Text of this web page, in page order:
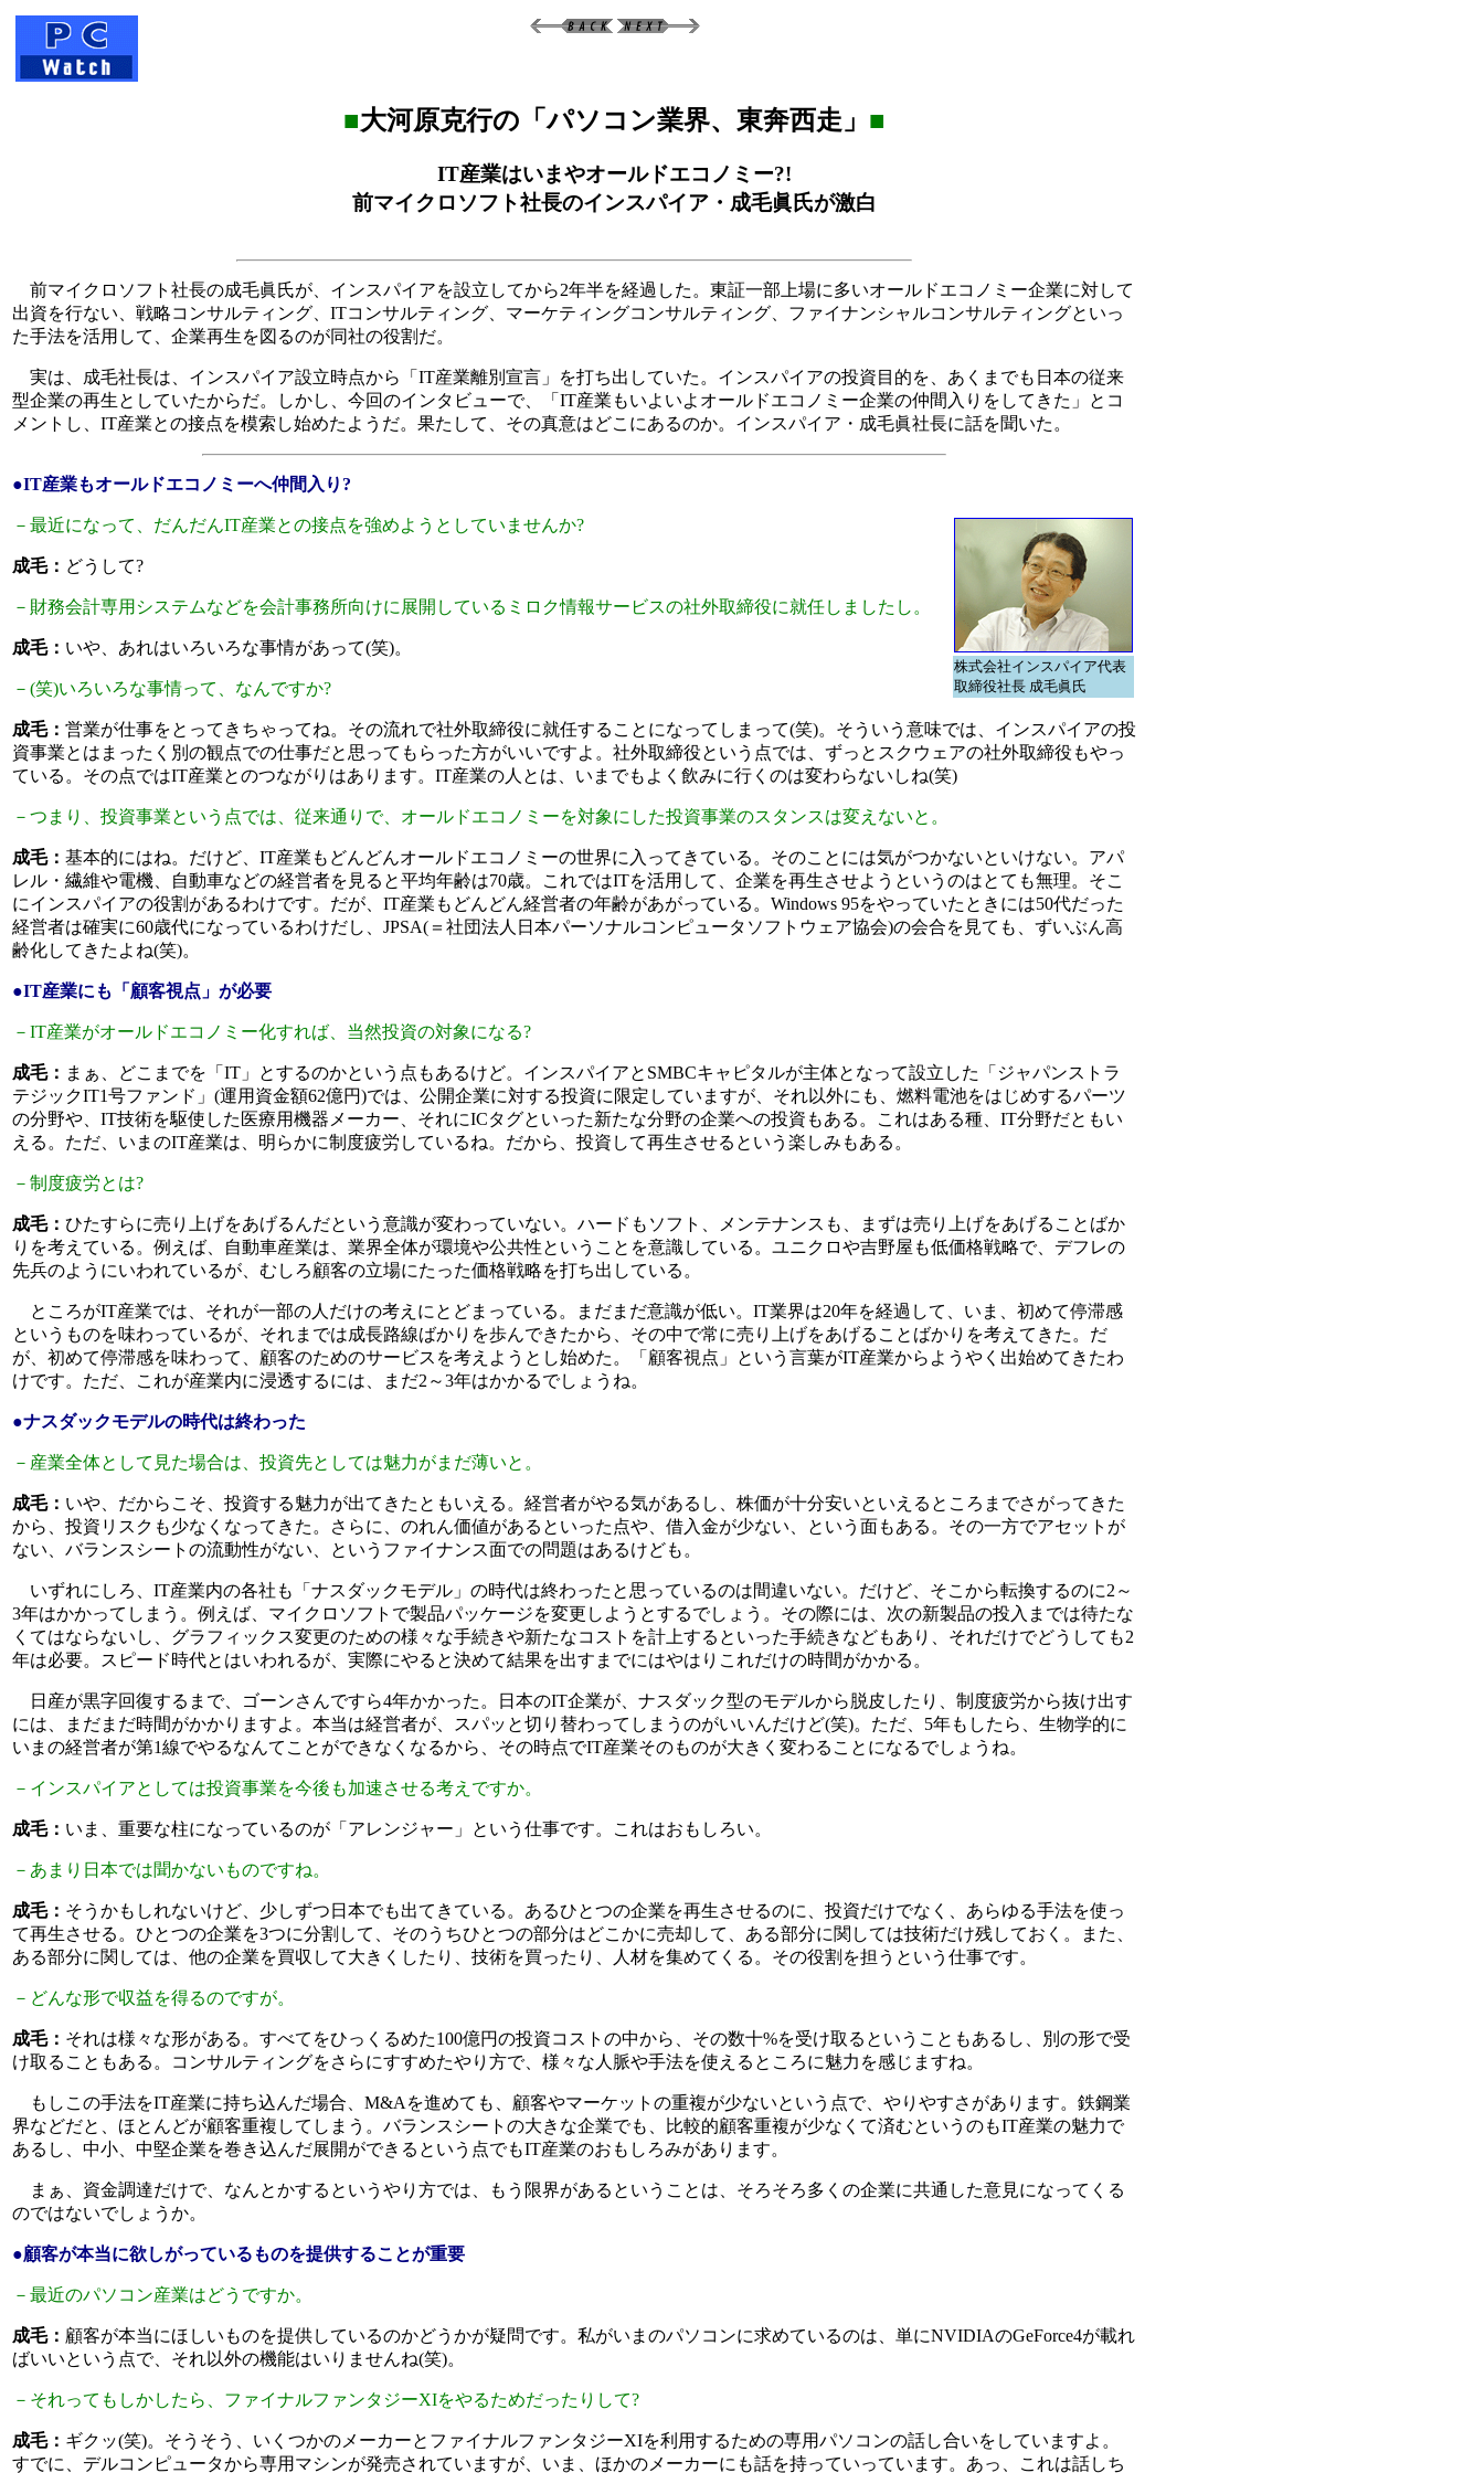
■大河原克行の「パソコン業界、東奔西走」 ■
IT産業はいまやオールドエコノミー?!
前マイクロソフト社長のインスパイア・成毛眞氏が激白
前マイクロソフト社長の成毛眞氏が、インスパイアを設立してから2年半を経過した。東証一部上場に多いオールドエコノミー企業に対して
出資を行ない、戦略コンサルティング、ITコンサルティング、マーケティングコンサルティング、ファイナンシャルコンサルティングといっ
た手法を活用して、企業再生を図るのが同社の役割だ。
実は、成毛社長は、インスパイア設立時点から「IT産業離別宣言」を打ち出していた。インスパイアの投資目的を、あくまでも日本の従来
型企業の再生としていたからだ。しかし、今回のインタビューで、「IT産業もいよいよオールドエコノミー企業の仲間入りをしてきた」とコ
メントし、IT産業との接点を模索し始めたようだ。果たして、その真意はどこにあるのか。インスパイア・成毛眞社長に話を聞いた。
●IT産業もオールドエコノミーへ仲間入り?
株式会社インスパイア代表
取締役社長 成毛眞氏
－最近になって、だんだんIT産業との接点を強めようとしていませんか?
成毛： どうして?
－財務会計専用システムなどを会計事務所向けに展開しているミロク情報サービスの社外取締役に就任しましたし。
成毛： いや、あれはいろいろな事情があって(笑)。
－(笑)いろいろな事情って、なんですか?
成毛： 営業が仕事をとってきちゃってね。その流れで社外取締役に就任することになってしまって(笑)。そういう意味では、インスパイアの投
資事業とはまったく別の観点での仕事だと思ってもらった方がいいですよ。社外取締役という点では、ずっとスクウェアの社外取締役もやっ
ている。その点ではIT産業とのつながりはあります。IT産業の人とは、いまでもよく飲みに行くのは変わらないしね(笑)
－つまり、投資事業という点では、従来通りで、オールドエコノミーを対象にした投資事業のスタンスは変えないと。
成毛： 基本的にはね。だけど、IT産業もどんどんオールドエコノミーの世界に入ってきている。そのことには気がつかないといけない。アパ
レル・繊維や電機、自動車などの経営者を見ると平均年齢は70歳。これではITを活用して、企業を再生させようというのはとても無理。そこ
にインスパイアの役割があるわけです。だが、IT産業もどんどん経営者の年齢があがっている。Windows 95をやっていたときには50代だった
経営者は確実に60歳代になっているわけだし、JPSA(＝社団法人日本パーソナルコンピュータソフトウェア協会)の会合を見ても、ずいぶん高
齢化してきたよね(笑)。
●IT産業にも「顧客視点」が必要
－IT産業がオールドエコノミー化すれば、当然投資の対象になる?
成毛： まぁ、どこまでを「IT」とするのかという点もあるけど。インスパイアとSMBCキャピタルが主体となって設立した「ジャパンストラ
テジックIT1号ファンド」(運用資金額62億円)では、公開企業に対する投資に限定していますが、それ以外にも、燃料電池をはじめするパーツ
の分野や、IT技術を駆使した医療用機器メーカー、それにICタグといった新たな分野の企業への投資もある。これはある種、IT分野だともい
える。ただ、いまのIT産業は、明らかに制度疲労しているね。だから、投資して再生させるという楽しみもある。
－制度疲労とは?
成毛： ひたすらに売り上げをあげるんだという意識が変わっていない。ハードもソフト、メンテナンスも、まずは売り上げをあげることばか
りを考えている。例えば、自動車産業は、業界全体が環境や公共性ということを意識している。ユニクロや吉野屋も低価格戦略で、デフレの
先兵のようにいわれているが、むしろ顧客の立場にたった価格戦略を打ち出している。
ところがIT産業では、それが一部の人だけの考えにとどまっている。まだまだ意識が低い。IT業界は20年を経過して、いま、初めて停滞感
というものを味わっているが、それまでは成長路線ばかりを歩んできたから、その中で常に売り上げをあげることばかりを考えてきた。だ
が、初めて停滞感を味わって、顧客のためのサービスを考えようとし始めた。「顧客視点」という言葉がIT産業からようやく出始めてきたわ
けです。ただ、これが産業内に浸透するには、まだ2～3年はかかるでしょうね。
●ナスダックモデルの時代は終わった
－産業全体として見た場合は、投資先としては魅力がまだ薄いと。
成毛： いや、だからこそ、投資する魅力が出てきたともいえる。経営者がやる気があるし、株価が十分安いといえるところまでさがってきた
から、投資リスクも少なくなってきた。さらに、のれん価値があるといった点や、借入金が少ない、という面もある。その一方でアセットが
ない、バランスシートの流動性がない、というファイナンス面での問題はあるけども。
いずれにしろ、IT産業内の各社も「ナスダックモデル」の時代は終わったと思っているのは間違いない。だけど、そこから転換するのに2～
3年はかかってしまう。例えば、マイクロソフトで製品パッケージを変更しようとするでしょう。その際には、次の新製品の投入までは待たな
くてはならないし、グラフィックス変更のための様々な手続きや新たなコストを計上するといった手続きなどもあり、それだけでどうしても2
年は必要。スピード時代とはいわれるが、実際にやると決めて結果を出すまでにはやはりこれだけの時間がかかる。
日産が黒字回復するまで、ゴーンさんですら4年かかった。日本のIT企業が、ナスダック型のモデルから脱皮したり、制度疲労から抜け出す
には、まだまだ時間がかかりますよ。本当は経営者が、スパッと切り替わってしまうのがいいんだけど(笑)。ただ、5年もしたら、生物学的に
いまの経営者が第1線でやるなんてことができなくなるから、その時点でIT産業そのものが大きく変わることになるでしょうね。
－インスパイアとしては投資事業を今後も加速させる考えですか。
成毛： いま、重要な柱になっているのが「アレンジャー」という仕事です。これはおもしろい。
－あまり日本では聞かないものですね。
成毛： そうかもしれないけど、少しずつ日本でも出てきている。あるひとつの企業を再生させるのに、投資だけでなく、あらゆる手法を使っ
て再生させる。ひとつの企業を3つに分割して、そのうちひとつの部分はどこかに売却して、ある部分に関しては技術だけ残しておく。また、
ある部分に関しては、他の企業を買収して大きくしたり、技術を買ったり、人材を集めてくる。その役割を担うという仕事です。
－どんな形で収益を得るのですが。
成毛： それは様々な形がある。すべてをひっくるめた100億円の投資コストの中から、その数十%を受け取るということもあるし、別の形で受
け取ることもある。コンサルティングをさらにすすめたやり方で、様々な人脈や手法を使えるところに魅力を感じますね。
もしこの手法をIT産業に持ち込んだ場合、M&Aを進めても、顧客やマーケットの重複が少ないという点で、やりやすさがあります。鉄鋼業
界などだと、ほとんどが顧客重複してしまう。バランスシートの大きな企業でも、比較的顧客重複が少なくて済むというのもIT産業の魅力で
あるし、中小、中堅企業を巻き込んだ展開ができるという点でもIT産業のおもしろみがあります。
まぁ、資金調達だけで、なんとかするというやり方では、もう限界があるということは、そろそろ多くの企業に共通した意見になってくる
のではないでしょうか。
●顧客が本当に欲しがっているものを提供することが重要
－最近のパソコン産業はどうですか。
成毛： 顧客が本当にほしいものを提供しているのかどうかが疑問です。私がいまのパソコンに求めているのは、単にNVIDIAのGeForce4が載れ
ばいいという点で、それ以外の機能はいりませんね(笑)。
－それってもしかしたら、ファイナルファンタジーXIをやるためだったりして?
成毛： ギクッ(笑)。そうそう、いくつかのメーカーとファイナルファンタジーXIを利用するための専用パソコンの話し合いをしていますよ。
すでに、デルコンピュータから専用マシンが発売されていますが、いま、ほかのメーカーにも話を持っていっています。あっ、これは話しち